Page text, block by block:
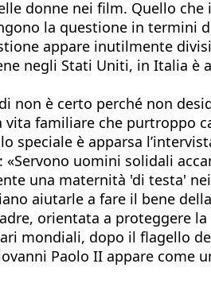
donne nei film. Quello
la questione in
appare inutilmente
negli Stati Uniti, in Italia
non è certo perché non
familiare che purtroppo
speciale è apparsa
uomini solidali
una maternità 'di testa'
aiutarle a fare il bene
orientata a proteggere
mondiali, dopo il flagello
Paolo II appare come